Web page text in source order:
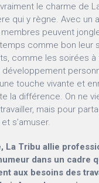
le charme de
qui y règne. Avec un
peuvent
comme bon leur
comme les soirées
touche vivante et
la différence. On ne
mais pour
s’amuser.
La Tribu allie
dans un cadre
aux besoins des